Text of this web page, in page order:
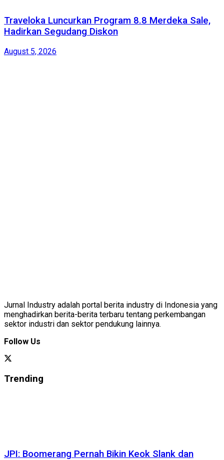
Traveloka Luncurkan Program 8.8 Merdeka Sale,
Hadirkan Segudang Diskon
August 5, 2026
Jurnal Industry adalah portal berita industry di Indonesia yang
menghadirkan berita-berita terbaru tentang perkembangan
sektor industri dan sektor pendukung lainnya.
Follow Us
Trending
JPI: Boomerang Pernah Bikin Keok Slank dan